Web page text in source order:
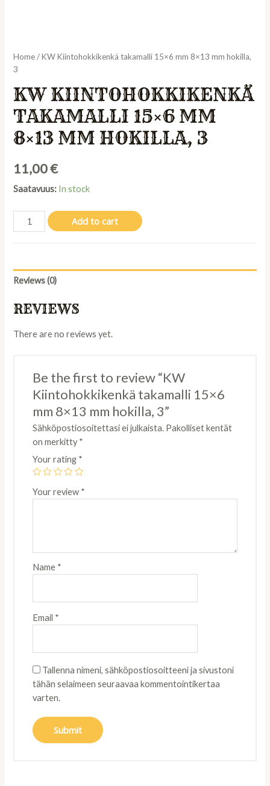
Home/ KW Kiintohokkikenkä takamalli 15×6 mm 8×13 mm hokilla,
3
KW KIINTOHOKKIKENKÄ
TAKAMALLI 15×6 MM
8×13 MM HOKILLA, 3
11,00€
Saatavuus: In stock
KW
Kiintohokkikenkä
mm
8x13
hokilla,
Add to cart
Reviews (0)
REVIEWS
There are no reviews yet.
Be the first to review “KW
Kiintohokkikenkä takamalli 15×6
mm 8×13 mm hokilla, 3”
Sähköpostiosoitettasi ei julkaista. Pakolliset kentät
on merkitty*
Your rating *
Your review *
Name *
Email *
Tallenna nimeni, sähköpostiosoitteeni ja sivustoni
tähän selaimeen seuraavaa kommentointikertaa
varten.